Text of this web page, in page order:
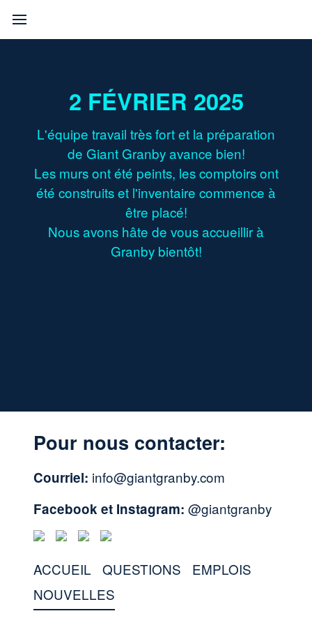
2 FÉVRIER 2025
L'équipe travail très fort et la préparation
de Giant Granby avance bien!
Les murs ont été peints, les comptoirs ont
été construits et l'inventaire commence à
être placé!
Nous avons hâte de vous accueillir à
Granby bientôt!
Pour nous contacter:
Courriel: info@giantgranby.com
Facebook et Instagram: @giantgranby
ACCUEIL QUESTIONS
EMPLOIS
NOUVELLES